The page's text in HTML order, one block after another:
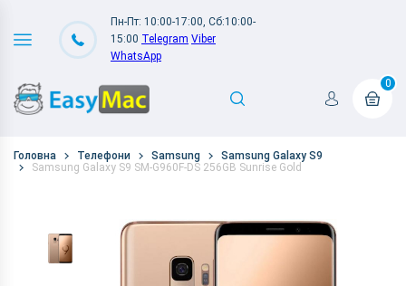
Пн-Пт: 10:00-17:00, Сб:10:00-
15:00 Telegram Viber
WhatsApp
0
Головна Телефони Samsung
Samsung Galaxy S9
Samsung Galaxy S9 SM-G960F-DS 256GB Sunrise Gold